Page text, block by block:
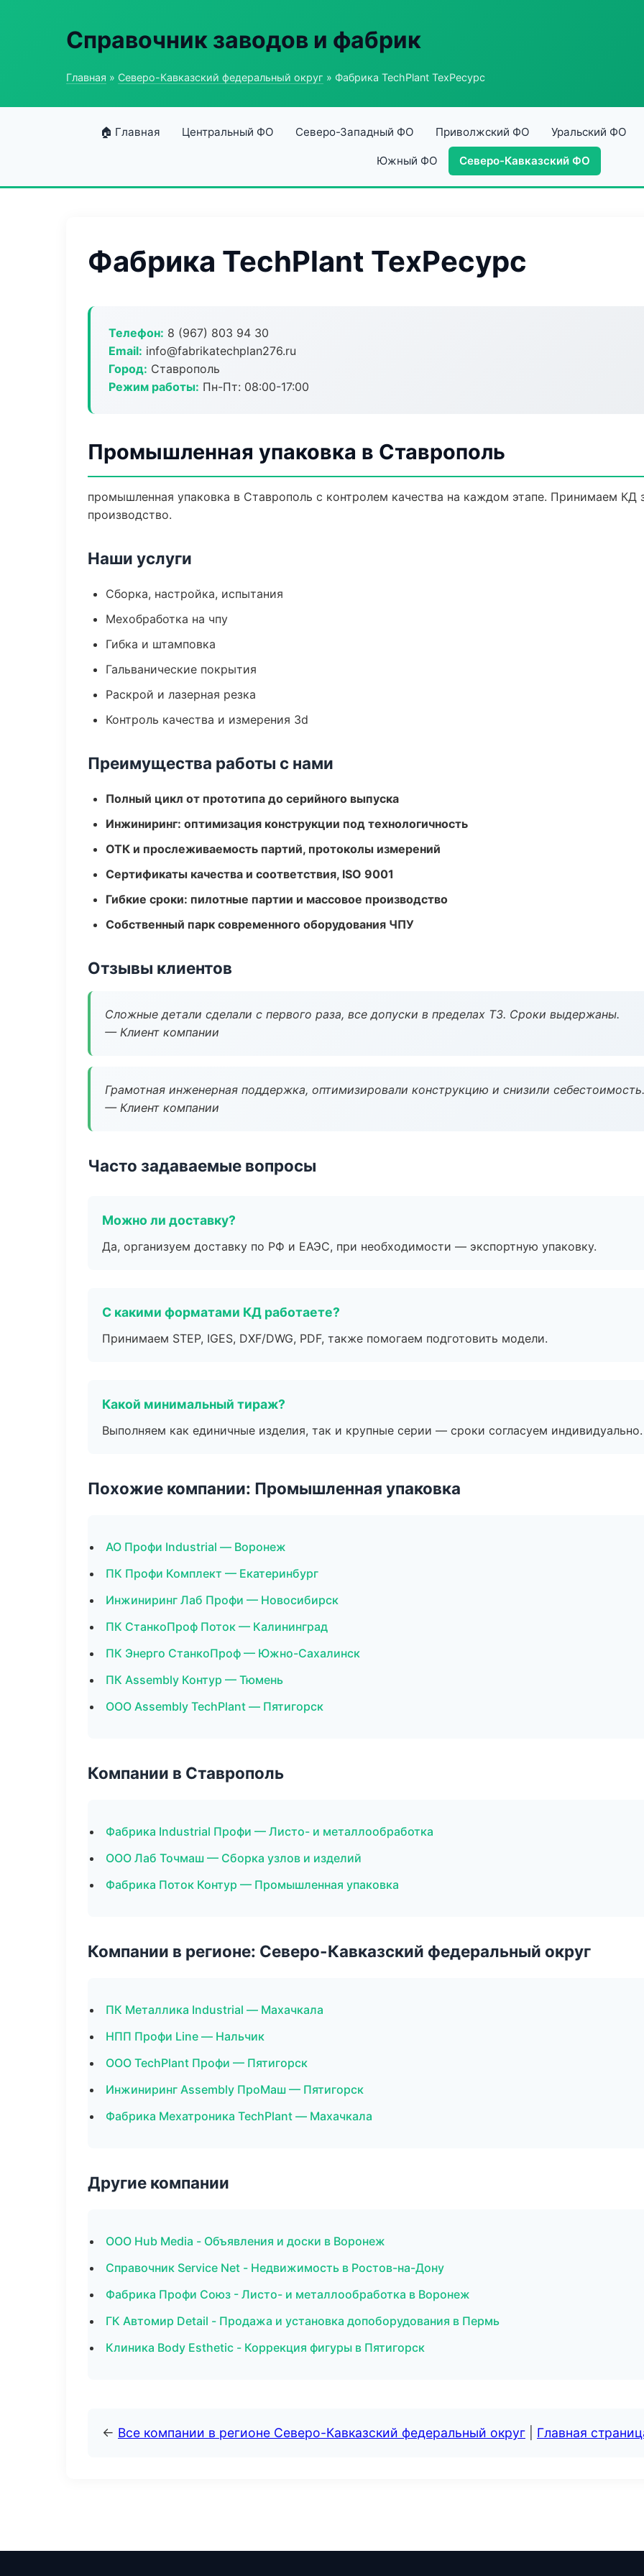
Справочник заводов и фабрик
Главная » Северо-Кавказский федеральный округ » Фабрика TechPlant ТехРесурс
🏠 Главная Центральный ФО Северо-Западный ФО Приволжский ФО Уральский ФО
Южный ФО Северо-Кавказский ФО
Фабрика TechPlant ТехРесурс
Телефон: 8 (967) 803 94 30
Email: info@fabrikatechplan276.ru
Город: Ставрополь
Режим работы: Пн-Пт: 08:00-17:00
Промышленная упаковка в Ставрополь
промышленная упаковка в Ставрополь с контролем качества на каждом этапе. Принимаем КД
производство.
Наши услуги
Сборка, настройка, испытания
Мехобработка на чпу
Гибка и штамповка
Гальванические покрытия
Раскрой и лазерная резка
Контроль качества и измерения 3d
Преимущества работы с нами
Полный цикл от прототипа до серийного выпуска
Инжиниринг: оптимизация конструкции под технологичность
ОТК и прослеживаемость партий, протоколы измерений
Сертификаты качества и соответствия, ISO 9001
Гибкие сроки: пилотные партии и массовое производство
Собственный парк современного оборудования ЧПУ
Отзывы клиентов
Сложные детали сделали с первого раза, все допуски в пределах ТЗ. Сроки выдержаны.
— Клиент компании
Грамотная инженерная поддержка, оптимизировали конструкцию и снизили себестоимость.
— Клиент компании
Часто задаваемые вопросы
Можно ли доставку?
Да, организуем доставку по РФ и ЕАЭС, при необходимости — экспортную упаковку.
С какими форматами КД работаете?
Принимаем STEP, IGES, DXF/DWG, PDF, также помогаем подготовить модели.
Какой минимальный тираж?
Выполняем как единичные изделия, так и крупные серии — сроки согласуем индивидуально.
Похожие компании: Промышленная упаковка
АО Профи Industrial — Воронеж
ПК Профи Комплект — Екатеринбург
Инжиниринг Лаб Профи — Новосибирск
ПК СтанкоПроф Поток — Калининград
ПК Энерго СтанкоПроф — Южно-Сахалинск
ПК Assembly Контур — Тюмень
ООО Assembly TechPlant — Пятигорск
Компании в Ставрополь
Фабрика Industrial Профи — Листо- и металлообработка
ООО Лаб Точмаш — Сборка узлов и изделий
Фабрика Поток Контур — Промышленная упаковка
Компании в регионе: Северо-Кавказский федеральный округ
ПК Металлика Industrial — Махачкала
НПП Профи Line — Нальчик
ООО TechPlant Профи — Пятигорск
Инжиниринг Assembly ПроМаш — Пятигорск
Фабрика Мехатроника TechPlant — Махачкала
Другие компании
ООО Hub Media - Объявления и доски в Воронеж
Справочник Service Net - Недвижимость в Ростов-на-Дону
Фабрика Профи Союз - Листо- и металлообработка в Воронеж
ГК Автомир Detail - Продажа и установка допоборудования в Пермь
Клиника Body Esthetic - Коррекция фигуры в Пятигорск
← Все компании в регионе Северо-Кавказский федеральный округ Главная